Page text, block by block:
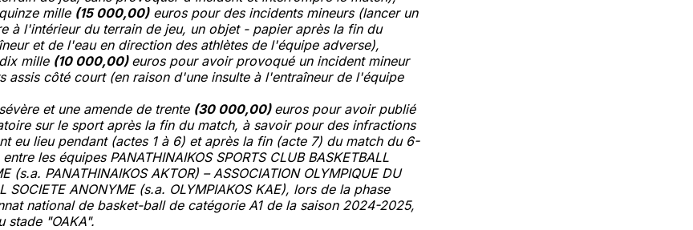
mille (15 000,00)euros pour des incidents mineurs (lancer un
à l'intérieur du terrain de jeu, un objet - papier après la fin du
et de l'eau en direction des athlètes de l'équipe adverse),
mille (10 000,00) euros pour avoir provoqué un incident mineur
assis côté court (en raison d'une insulte à l'entraîneur de l'équipe
et une amende de trente (30 000,00) euros pour avoir publié
sur le sport après la fin du match, à savoir pour des infractions
eu lieu pendant (actes 1 à 6) et après la fin (acte 7) du match du 6-
les équipes PANATHINAIKOS SPORTS CLUB BASKETBALL
(s.a. PANATHINAIKOS AKTOR) – ASSOCIATION OLYMPIQUE DU
SOCIETE ANONYME (s.a. OLYMPIAKOS KAE), lors de la phase
national de basket-ball de catégorie A1 de la saison 2024-2025,
stade "OAKA".